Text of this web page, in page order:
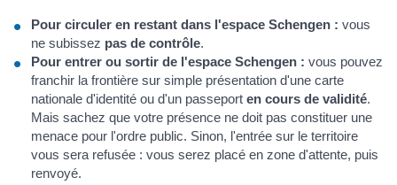
Pour circuler en restant dans l'espace Schengen : vous
ne subissez pas de contrôle.
Pour entrer ou sortir de l'espace Schengen : vous pouvez
franchir la frontière sur simple présentation d'une carte
nationale d'identité ou d'un passeport en cours de validité.
Mais sachez que votre présence ne doit pas constituer une
menace pour l'ordre public. Sinon, l'entrée sur le territoire
vous sera refusée : vous serez placé en zone d'attente, puis
renvoyé.